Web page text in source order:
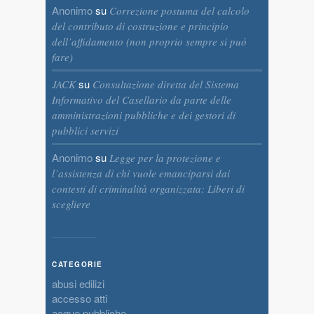
Anonimosu Correzione postuma del calcolo
del contributo di costruzione e principio
dell’affidamento (non proprio sempre si può
fare)
JACKsu Consultazione diretta del Sistema
Informativo del Casellario da parte delle
amministrazioni pubbliche e dei gestori di
pubblici servizi
Anonimosu Legge per la protezione e
l’assistenza di chi vuole emanciparsi dai
contesti di criminalità organizzata: Liberi di
scegliere
CATEGORIE
abusi edilizi
accesso atti